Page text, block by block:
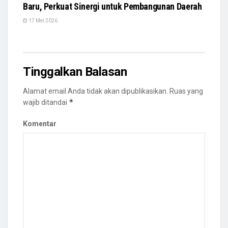
Baru, Perkuat Sinergi untuk Pembangunan Daerah
17 Mei 2026
Tinggalkan Balasan
Alamat email Anda tidak akan dipublikasikan. Ruas yang
wajib ditandai *
Komentar